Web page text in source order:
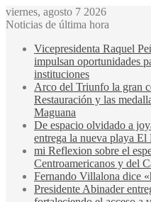
viernes, agosto 7 2026
Noticias de última hora
Vicepresidenta Raquel
impulsan oportunidades
instituciones
Arco del Triunfo la gran
Restauración y las
Maguana
De espacio olvidado a
entrega la nueva playa
mi Reflexion sobre el
Centroamericanos y del
Fernando Villalona dice
Presidente Abinader